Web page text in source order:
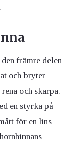
främre delen
och bryter
och skarpa.
en styrka på
för en lins